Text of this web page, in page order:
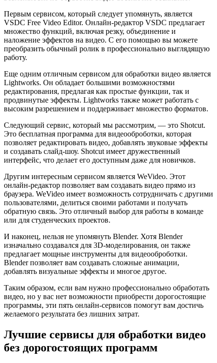
Первым сервисом, который следует упомянуть, является
VSDC Free Video Editor. Онлайн-редактор VSDC предлагает
множество функций, включая резку, объединение и
наложение эффектов на видео. С его помощью вы можете
преобразить обычный ролик в профессионально выглядящую
работу.
Еще одним отличным сервисом для обработки видео является
Lightworks. Он обладает большими возможностями
редактирования, предлагая как простые функции, так и
продвинутые эффекты. Lightworks также может работать с
высоким разрешением и поддерживает множество форматов.
Следующий сервис, который мы рассмотрим, — это Shotcut.
Это бесплатная программа для видеооброботки, которая
позволяет редактировать видео, добавлять звуковые эффекты
и создавать слайд-шоу. Shotcut имеет дружественный
интерфейс, что делает его доступным даже для новичков.
Другим интересным сервисом является WeVideo. Этот
онлайн-редактор позволяет вам создавать видео прямо из
браузера. WeVideo имеет возможность сотрудничать с другими
пользователями, делиться своими работами и получать
обратную связь. Это отличный выбор для работы в команде
или для студенческих проектов.
И наконец, нельзя не упомянуть Blender. Хотя Blender
изначально создавался для 3D-моделирования, он также
предлагает мощные инструменты для видеооброботки.
Blender позволяет вам создавать сложные анимации,
добавлять визуальные эффекты и многое другое.
Таким образом, если вам нужно профессионально обработать
видео, но у вас нет возможности приобрести дорогостоящие
программы, эти пять онлайн-сервисов помогут вам достичь
желаемого результата без лишних затрат.
Лучшие сервисы для обработки видео
без дорогостоящих программ